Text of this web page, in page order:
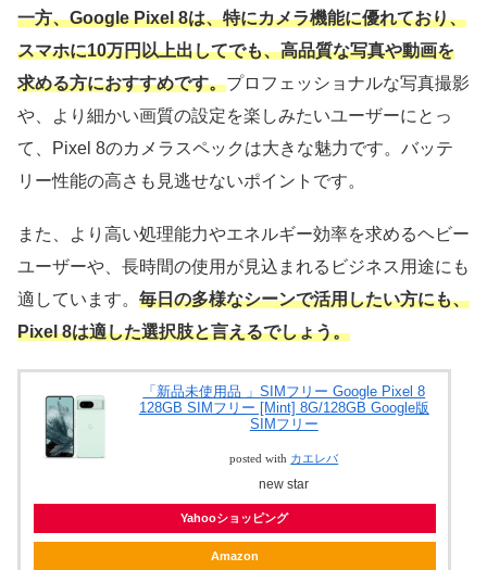
一方、Google Pixel 8は、特にカメラ機能に優れており、
スマホに10万円以上出してでも、高品質な写真や動画を
求める方におすすめです。プロフェッショナルな写真撮影
や、より細かい画質の設定を楽しみたいユーザーにとっ
て、Pixel 8のカメラスペックは大きな魅力です。バッテ
リー性能の高さも見逃せないポイントです。
また、より高い処理能力やエネルギー効率を求めるヘビー
ユーザーや、長時間の使用が見込まれるビジネス用途にも
適しています。 毎日の多様なシーンで活用したい方にも、
Pixel 8は適した選択肢と言えるでしょう。
「新品未使用品 」SIMフリー Google Pixel 8
128GB SIMフリー [Mint] 8G/128GB Google版
SIMフリー
posted with カエレバ
new star
Yahooショッピング
Amazon